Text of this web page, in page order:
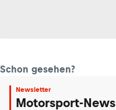
Schon gesehen?
Newsletter
Motorsport-